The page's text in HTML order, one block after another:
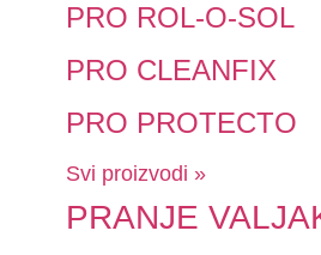
PRO ROL-O-SOL
PRO CLEANFIX
PRO PROTECTO
Svi proizvodi »
PRANJE